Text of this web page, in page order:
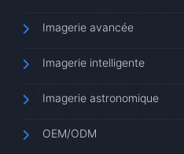
Imagerie avancée
Imagerie intelligente
Imagerie astronomique
OEM/ODM